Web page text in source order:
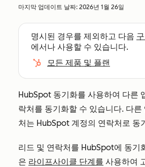
마지막 업데이트 날짜: 2026년 1월 26일
명시된 경우를 제외하고 다음
에서나 사용할 수 있습니다.
모든 제품 및 플랜
HubSpot 동기화를 사용하여 다른
락처를 동기화할 수 있습니다. 다른
처는 HubSpot 계정의 연락처로 동
리드 및 연락처를 HubSpot에 동기
은 라이프사이클 단계를 사용하여